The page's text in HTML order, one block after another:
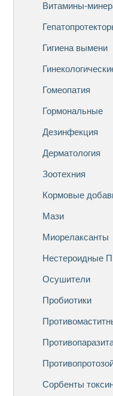
Витамины-
Гигиена вымени
Гомеопатия
Гормональные
Дезинфекция
Дерматология
Зоотехния
Кормовые
Мази
Миорелаксанты
Нестероидные
Осушители
Пробиотики
Сорбенты